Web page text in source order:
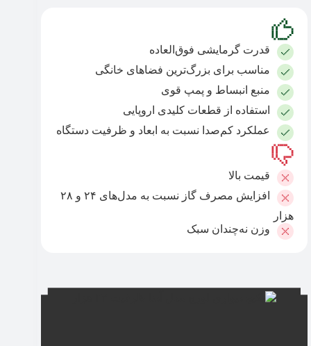
قدرت گرمایشی فوق‌العاده
مناسب برای بزرگ‌ترین فضاهای خانگی
منبع انبساط و پمپ قوی
استفاده از قطعات کلیدی اروپایی
عملکرد کم‌صدا نسبت به ابعاد و ظرفیت دستگاه
قیمت بالا
افزایش مصرف گاز نسبت به مدل‌های ۲۴ و ۲۸
هزار
وزن نه‌چندان سبک